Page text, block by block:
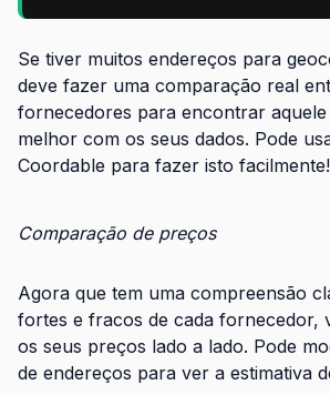
Se tiver muitos endereços para
deve fazer uma comparação real
fornecedores para encontrar
melhor com os seus dados. Pode
Coordable para fazer isto facilmente!
Comparação de preços
Agora que tem uma compreensão
fortes e fracos de cada fornecedor,
os seus preços lado a lado. Pode
de endereços para ver a estimativa